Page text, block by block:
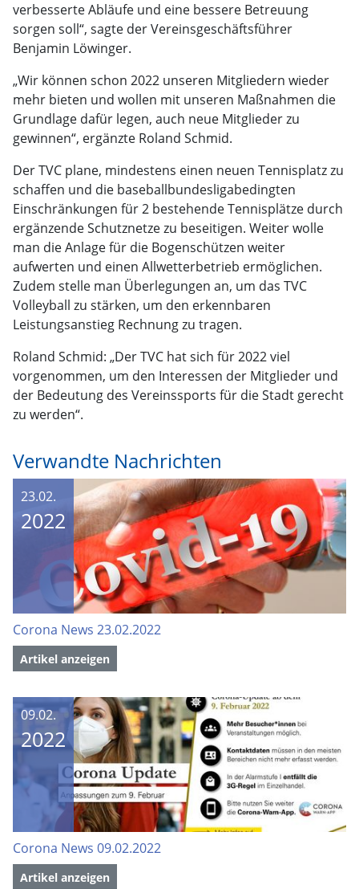
verbesserte Abläufe und eine bessere Betreuung
sorgen soll“, sagte der Vereinsgeschäftsführer
Benjamin Löwinger.
„Wir können schon 2022 unseren Mitgliedern wieder
mehr bieten und wollen mit unseren Maßnahmen die
Grundlage dafür legen, auch neue Mitglieder zu
gewinnen“, ergänzte Roland Schmid.
Der TVC plane, mindestens einen neuen Tennisplatz zu
schaffen und die baseballbundesligabedingten
Einschränkungen für 2 bestehende Tennisplätze durch
ergänzende Schutznetze zu beseitigen. Weiter wolle
man die Anlage für die Bogenschützen weiter
aufwerten und einen Allwetterbetrieb ermöglichen.
Zudem stelle man Überlegungen an, um das TVC
Volleyball zu stärken, um den erkennbaren
Leistungsanstieg Rechnung zu tragen.
Roland Schmid: „Der TVC hat sich für 2022 viel
vorgenommen, um den Interessen der Mitglieder und
der Bedeutung des Vereinssports für die Stadt gerecht
zu werden“.
Verwandte Nachrichten
23.02.
2022
Corona News 23.02.2022
Artikel anzeigen
09.02.
2022
Corona News 09.02.2022
Artikel anzeigen